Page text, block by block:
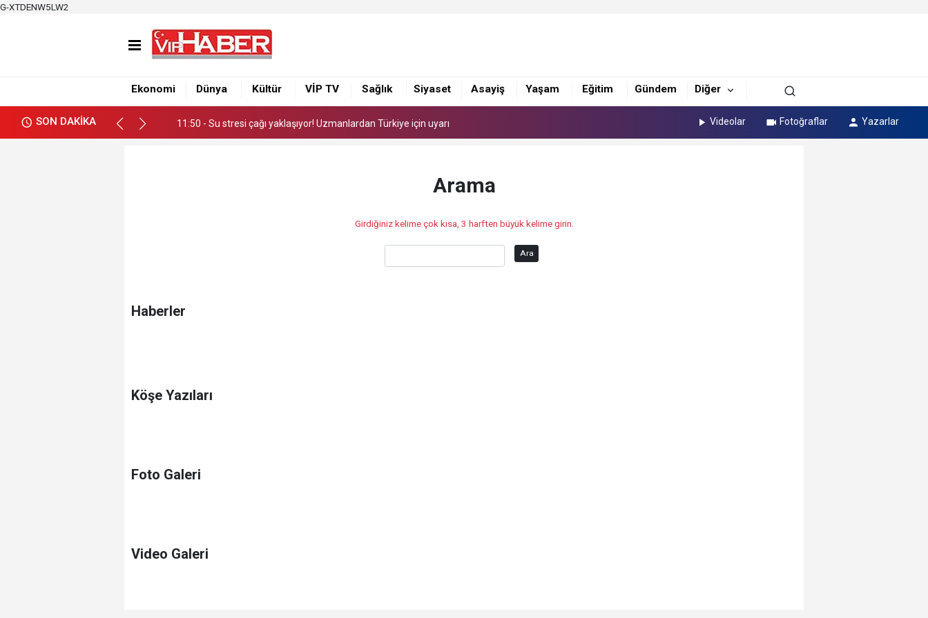
G-XTDENW5LW2
Ekonomi Dünya Kültür VİP TV Sağlık Siyaset Asayiş Yaşam Eğitim Gündem Diğer
SON DAKİKA
11:50 - Su stresi çağı yaklaşıyor! Uzmanlardan Türkiye için uyarı
12:34 - Nacar, Balcalı Hastanesi yönetimi ile görüştü
11:50 - Su stresi çağı yaklaşıyor! Uzmanlardan Türkiye için uyarı Videolar Fotoğraflar Yazarlar
Arama
Girdiğiniz kelime çok kısa, 3 harften büyük kelime girin.
Ara
Haberler
Köşe Yazıları
Foto Galeri
Video Galeri